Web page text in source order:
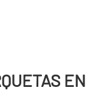
EN